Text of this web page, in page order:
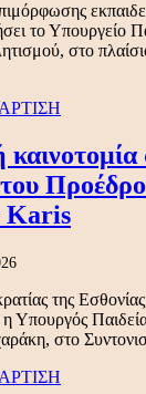
το Υπουργείο
στο
Karis
της
Υπουργός
στο